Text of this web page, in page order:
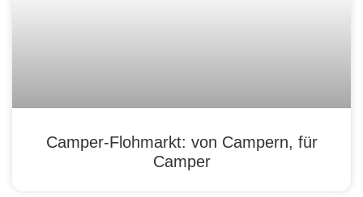
Camper-Flohmarkt: von Campern, für
Camper